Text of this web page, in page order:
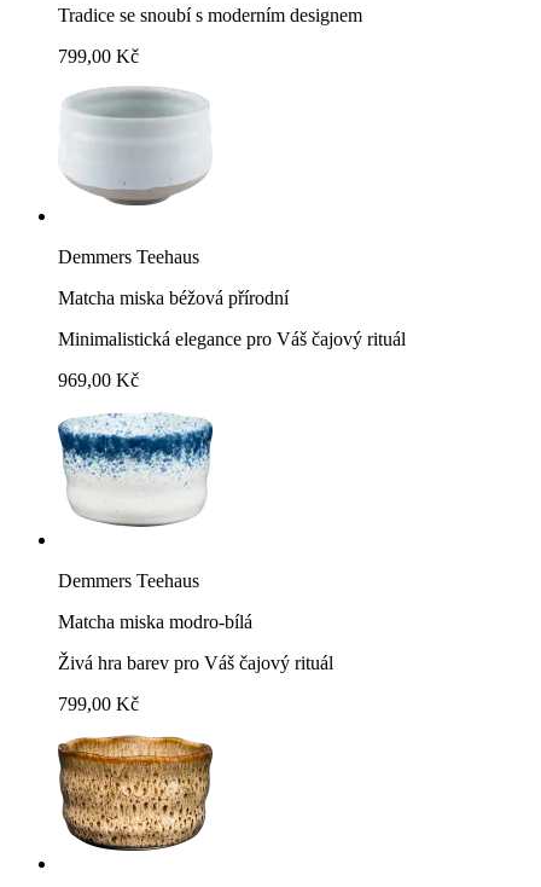
Tradice se snoubí s moderním designem
799,00 Kč
Demmers Teehaus
Matcha miska béžová přírodní
Minimalistická elegance pro Váš čajový rituál
969,00 Kč
Demmers Teehaus
Matcha miska modro-bílá
Živá hra barev pro Váš čajový rituál
799,00 Kč